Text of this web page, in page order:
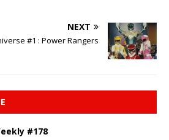
NEXT
#1 : Power Rangers
#178